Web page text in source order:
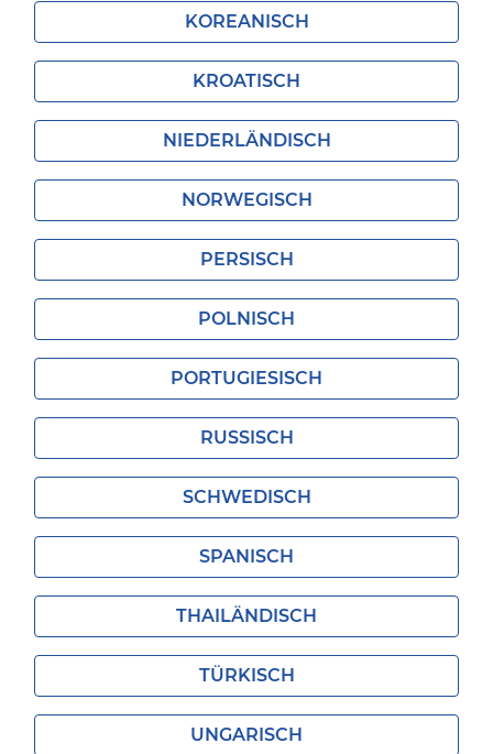
KOREANISCH
KROATISCH
NIEDERLÄNDISCH
NORWEGISCH
PERSISCH
POLNISCH
PORTUGIESISCH
RUSSISCH
SCHWEDISCH
SPANISCH
THAILÄNDISCH
TÜRKISCH
UNGARISCH